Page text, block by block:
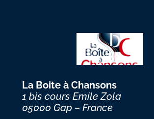
La Boite à Chansons
1 bis cours Emile Zola
05000 Gap – France